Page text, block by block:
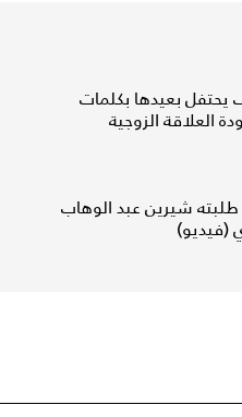
بعيدها بكلمات
العلاقة الزوجية
شيرين عبد الوهاب
(فيديو)